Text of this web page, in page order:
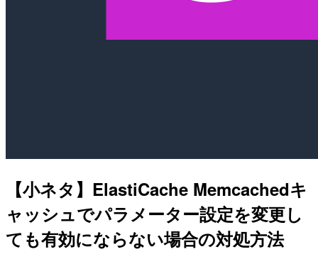
【小ネタ】ElastiCache Memcachedキ
ャッシュでパラメーター設定を変更し
ても有効にならない場合の対処方法